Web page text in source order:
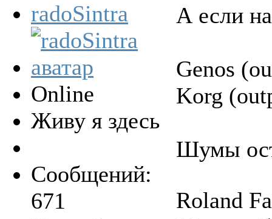
radoSintra
Online
Живу я здесь
Сообщений:
671
А если
Genos
Korg
Шумы
Roland